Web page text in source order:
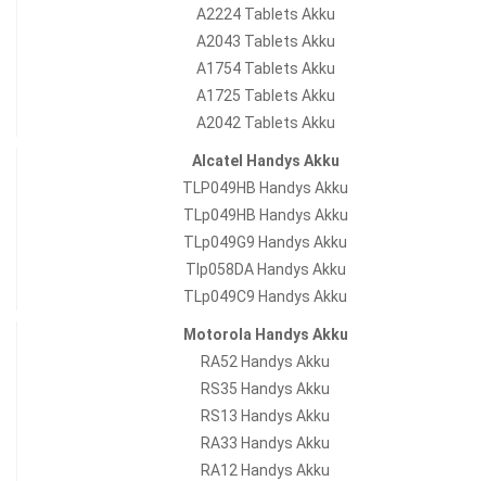
A2224 Tablets Akku
A2043 Tablets Akku
A1754 Tablets Akku
A1725 Tablets Akku
A2042 Tablets Akku
Alcatel Handys Akku
TLP049HB Handys Akku
TLp049HB Handys Akku
TLp049G9 Handys Akku
Tlp058DA Handys Akku
TLp049C9 Handys Akku
Motorola Handys Akku
RA52 Handys Akku
RS35 Handys Akku
RS13 Handys Akku
RA33 Handys Akku
RA12 Handys Akku